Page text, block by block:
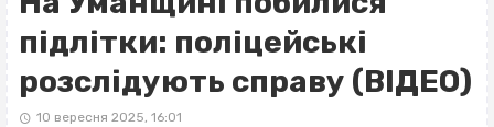
підлітки: поліцейські
розслідують справу (ВІДЕО)
10 вересня 2025, 16:01